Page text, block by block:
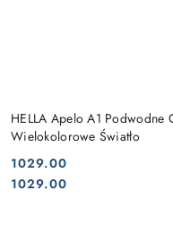
HELLA Apelo A1 Podwodne
Wielokolorowe Światło
Cena:
1029.00
Cena:
1029.00